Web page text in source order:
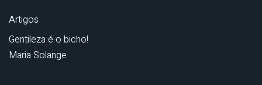
Artigos
Gentileza é o bicho!
Maria Solange